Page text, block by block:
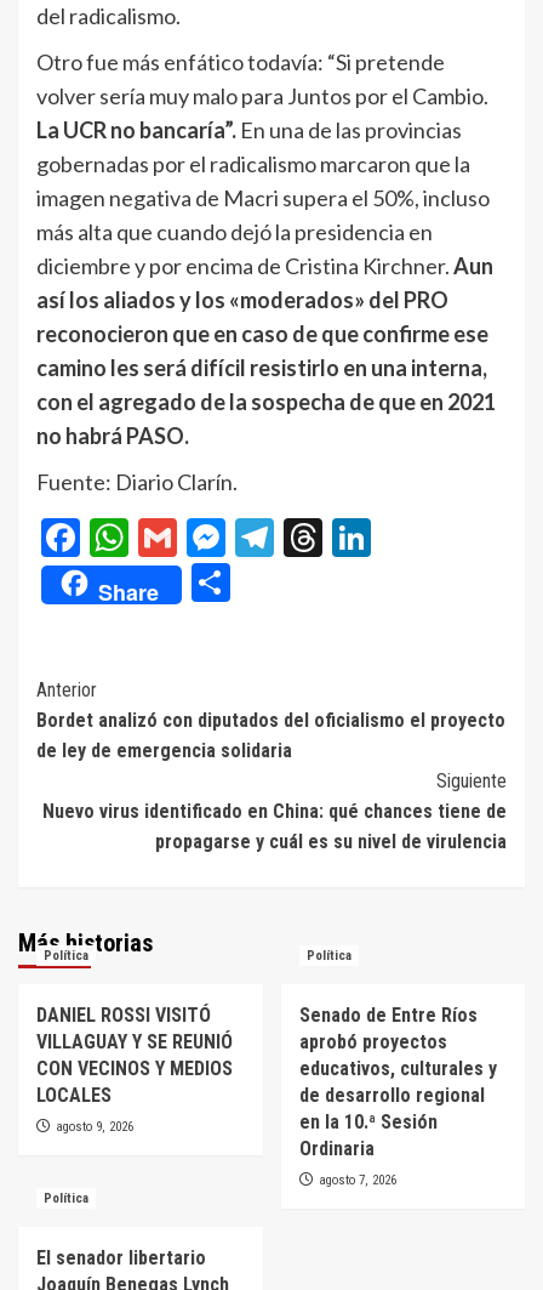
del radicalismo.
Otro fue más enfático todavía: “Si pretende
volver sería muy malo para Juntos por el Cambio.
La UCR no bancaría”. En una de las provincias
gobernadas por el radicalismo marcaron que la
imagen negativa de Macri supera el 50%, incluso
más alta que cuando dejó la presidencia en
diciembre y por encima de Cristina Kirchner.Aun
así los aliados y los «moderados» del PRO
reconocieron que en caso de que confirme ese
camino les será difícil resistirlo en una interna,
con el agregado de la sospecha de que en 2021
no habrá PASO.
Fuente: Diario Clarín.
Facebook
WhatsApp
GmailMessenger
Telegram
Threads
Share
Navegación
de
entradas
Anterior
Bordet analizó con diputados del oficialismo el proyecto
de ley de emergencia solidaria
Siguiente
Nuevo virus identificado en China: qué chances tiene de
propagarse y cuál es su nivel de virulencia
Más historias
Política
DANIEL ROSSI VISITÓ
VILLAGUAY Y SE REUNIÓ
CON VECINOS Y MEDIOS
LOCALES
agosto 9, 2026
Política
Senado de Entre Ríos
aprobó proyectos
educativos, culturales y
de desarrollo regional
en la 10.ª Sesión
Ordinaria
agosto 7, 2026
Política
El senador libertario
Joaquín Benegas Lynch